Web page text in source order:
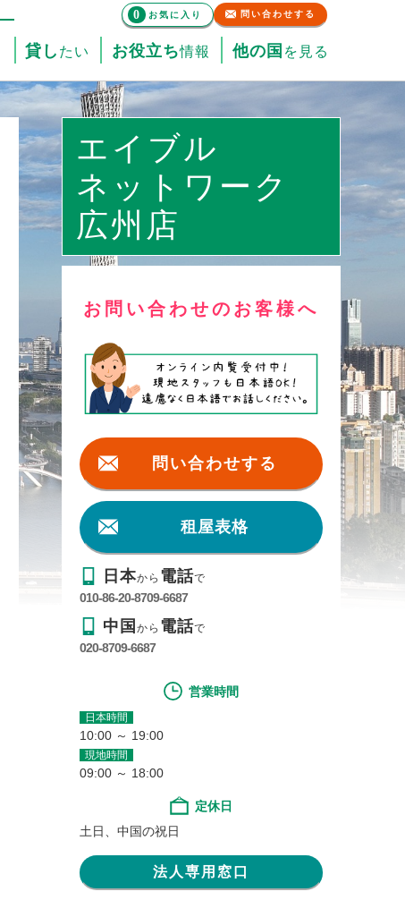
貸し たい お役立ち情報 他の国 を見る
0 お気に入り 問い合わせする
エイブル
ネットワーク
広州店
お問い合わせのお客様へ
問い合わせする
租屋表格
日本から 電話で
010-86-20-8709-6687
中国から 電話で
020-8709-6687
営業時間
日本時間
10:00 ～ 19:00
現地時間
09:00 ～ 18:00
定休日
土日、中国の祝日
法人専用窓口